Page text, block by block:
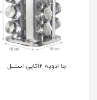
اسنک ساز فوما FU-2017